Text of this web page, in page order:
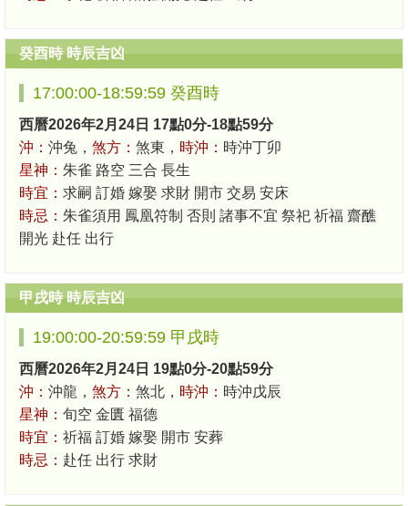
癸酉時 時辰吉凶
17:00:00-18:59:59 癸酉時
西曆2026年2月24日 17點0分-18點59分
沖： 沖兔， 煞方： 煞東， 時沖： 時沖丁卯
星神： 朱雀 路空 三合 長生
時宜： 求嗣 訂婚 嫁娶 求財 開市 交易 安床
時忌： 朱雀須用 鳳凰符制 否則 諸事不宜 祭祀 祈福 齋醮
開光 赴任 出行
甲戌時 時辰吉凶
19:00:00-20:59:59 甲戌時
西曆2026年2月24日 19點0分-20點59分
沖： 沖龍， 煞方： 煞北， 時沖： 時沖戊辰
星神： 旬空 金匱 福德
時宜： 祈福 訂婚 嫁娶 開市 安葬
時忌： 赴任 出行 求財